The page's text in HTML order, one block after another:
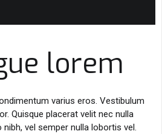
lorem
varius eros. Vestibulum
Quisque placerat velit nec nulla
vel semper nulla lobortis vel.